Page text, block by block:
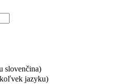
slovenčina)
jazyku)